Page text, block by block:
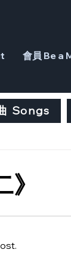
會員 Be a
Songs